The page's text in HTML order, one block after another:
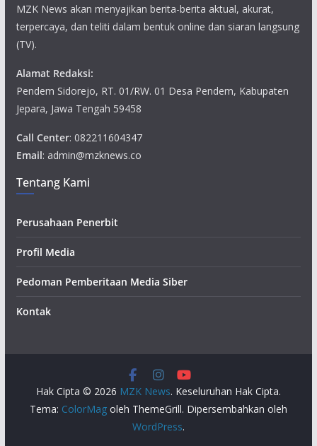
MZK News akan menyajikan berita-berita aktual, akurat,
terpercaya, dan teliti dalam bentuk online dan siaran langsung
(TV).
Alamat Redaksi:
Pendem Sidorejo, RT. 01/RW. 01 Desa Pendem, Kabupaten
Jepara, Jawa Tengah 59458
Call Center: 082211604347
Email: admin@mzknews.co
Tentang Kami
Perusahaan Penerbit
Profil Media
Pedoman Pemberitaan Media Siber
Kontak
Hak Cipta © 2026 MZK News. Keseluruhan Hak Cipta.
Tema: ColorMagoleh ThemeGrill. Dipersembahkan oleh
WordPress.